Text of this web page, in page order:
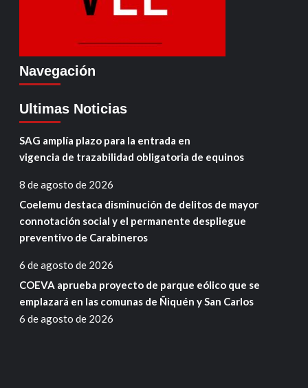
Navegación
Ultimas Noticias
SAG amplía plazo para la entrada en
vigencia de trazabilidad obligatoria de equinos
8 de agosto de 2026
Coelemu destaca disminución de delitos de mayor
connotación social y el permanente despliegue
preventivo de Carabineros
6 de agosto de 2026
COEVA aprueba proyecto de parque eólico que se
emplazará en las comunas de Ñiquén y San Carlos
6 de agosto de 2026